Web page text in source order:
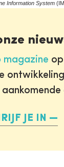
Information System
magazine
JE IN